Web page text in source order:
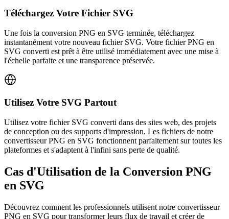
Téléchargez Votre Fichier SVG
Une fois la conversion PNG en SVG terminée, téléchargez
instantanément votre nouveau fichier SVG. Votre fichier PNG en
SVG converti est prêt à être utilisé immédiatement avec une mise à
l'échelle parfaite et une transparence préservée.
Utilisez Votre SVG Partout
Utilisez votre fichier SVG converti dans des sites web, des projets
de conception ou des supports d'impression. Les fichiers de notre
convertisseur PNG en SVG fonctionnent parfaitement sur toutes les
plateformes et s'adaptent à l'infini sans perte de qualité.
Cas d'Utilisation de la Conversion PNG
en SVG
Découvrez comment les professionnels utilisent notre convertisseur
PNG en SVG pour transformer leurs flux de travail et créer de